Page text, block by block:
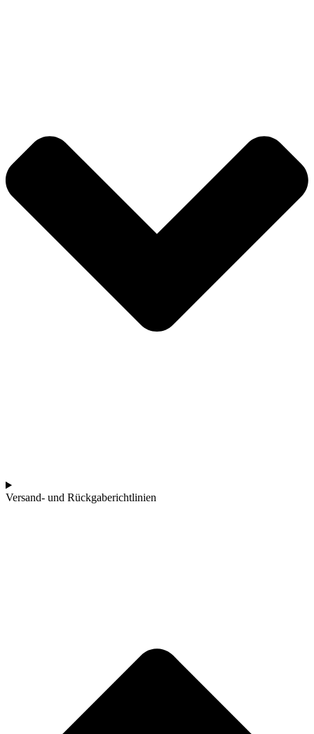
Versand- und Rückgaberichtlinien